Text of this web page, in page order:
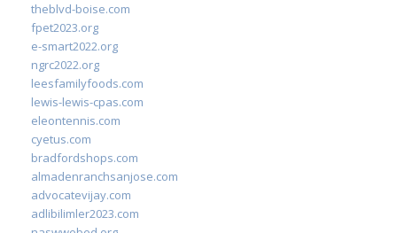
theblvd-boise.com
fpet2023.org
e-smart2022.org
ngrc2022.org
leesfamilyfoods.com
lewis-lewis-cpas.com
eleontennis.com
cyetus.com
bradfordshops.com
almadenranchsanjose.com
advocatevijay.com
adlibilimler2023.com